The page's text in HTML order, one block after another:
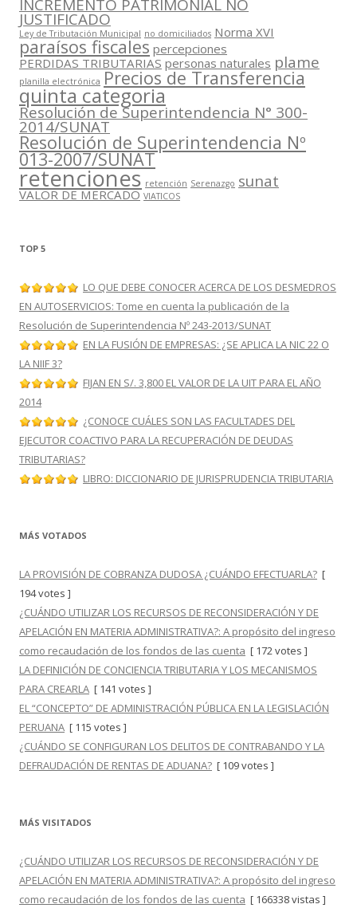
INCREMENTO PATRIMONIAL NO
JUSTIFICADO
Ley de Tributación Municipal no domiciliados Norma XVI
paraísos fiscales percepciones
PERDIDAS TRIBUTARIAS personas naturales plame
planilla electrónica Precios de Transferencia
quinta categoria
Resolución de Superintendencia N° 300-
2014/SUNAT
Resolución de Superintendencia Nº
013-2007/SUNAT
retenciones retención Serenazgo sunat
VALOR DE MERCADO VIATICOS
TOP 5
LO QUE DEBE CONOCER ACERCA DE LOS DESMEDROS
EN AUTOSERVICIOS: Tome en cuenta la publicación de la
Resolución de Superintendencia Nº 243-2013/SUNAT
EN LA FUSIÓN DE EMPRESAS: ¿SE APLICA LA NIC 22 O
LA NIIF 3?
FIJAN EN S/. 3,800 EL VALOR DE LA UIT PARA EL AÑO
2014
¿CONOCE CUÁLES SON LAS FACULTADES DEL
EJECUTOR COACTIVO PARA LA RECUPERACIÓN DE DEUDAS
TRIBUTARIAS?
LIBRO: DICCIONARIO DE JURISPRUDENCIA TRIBUTARIA
MÁS VOTADOS
LA PROVISIÓN DE COBRANZA DUDOSA ¿CUÁNDO EFECTUARLA? [
194 votes ]
¿CUÁNDO UTILIZAR LOS RECURSOS DE RECONSIDERACIÓN Y DE
APELACIÓN EN MATERIA ADMINISTRATIVA?: A propósito del ingreso
como recaudación de los fondos de las cuenta [ 172 votes ]
LA DEFINICIÓN DE CONCIENCIA TRIBUTARIA Y LOS MECANISMOS
PARA CREARLA [ 141 votes ]
EL “CONCEPTO” DE ADMINISTRACIÓN PÚBLICA EN LA LEGISLACIÓN
PERUANA [ 115 votes ]
¿CUÁNDO SE CONFIGURAN LOS DELITOS DE CONTRABANDO Y LA
DEFRAUDACIÓN DE RENTAS DE ADUANA? [ 109 votes ]
MÁS VISITADOS
¿CUÁNDO UTILIZAR LOS RECURSOS DE RECONSIDERACIÓN Y DE
APELACIÓN EN MATERIA ADMINISTRATIVA?: A propósito del ingreso
como recaudación de los fondos de las cuenta [ 166338 vistas ]